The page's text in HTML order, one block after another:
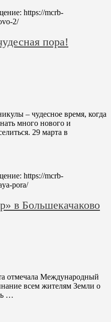
https://mcrb-
2/
пора!
– чудесное время, когда
много нового и
29 марта в
https://mcrb-
pora/
в Большекачаково
отмечала Международный
всем жителям Земли о
…